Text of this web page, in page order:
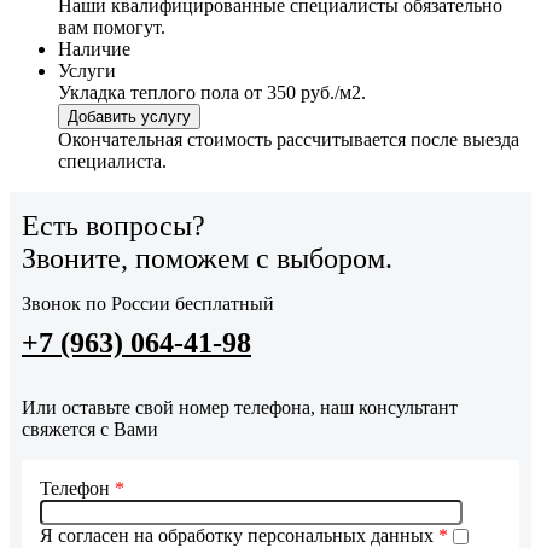
Наши квалифицированные специалисты обязательно
вам помогут.
Наличие
Услуги
Укладка теплого пола от 350 руб./м2.
Добавить услугу
Окончательная стоимость рассчитывается после выезда
специалиста.
Есть вопросы?
Звоните, поможем с выбором.
Звонок по России бесплатный
+7 (963) 064-41-98
Или оставьте свой номер телефона, наш консультант
свяжется с Вами
Я согласен на обработку персональных данных *
Телефон *